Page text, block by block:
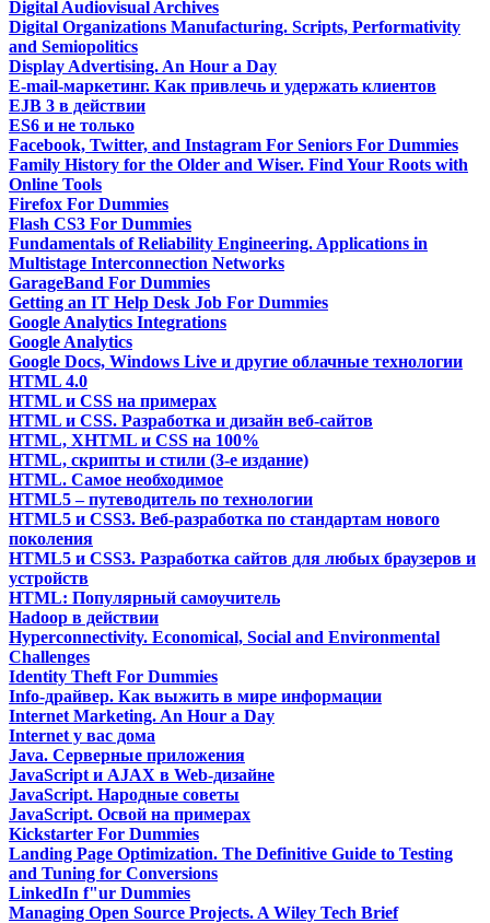
Digital Audiovisual Archives
Digital Organizations Manufacturing. Scripts, Performativity
and Semiopolitics
Display Advertising. An Hour a Day
E-mail-маркетинг. Как привлечь и удержать клиентов
EJB 3 в действии
ES6 и не только
Facebook, Twitter, and Instagram For Seniors For Dummies
Family History for the Older and Wiser. Find Your Roots with
Online Tools
Firefox For Dummies
Flash CS3 For Dummies
Fundamentals of Reliability Engineering. Applications in
Multistage Interconnection Networks
GarageBand For Dummies
Getting an IT Help Desk Job For Dummies
Google Analytics Integrations
Google Analytics
Google Docs, Windows Live и другие облачные технологии
HTML 4.0
HTML и CSS на примерах
HTML и CSS. Разработка и дизайн веб-сайтов
HTML, XHTML и CSS на 100%
HTML, скрипты и стили (3-е издание)
HTML. Самое необходимое
HTML5 – путеводитель по технологии
HTML5 и CSS3. Веб-разработка по стандартам нового
поколения
HTML5 и CSS3. Разработка сайтов для любых браузеров и
устройств
HTML: Популярный самоучитель
Hadoop в действии
Hyperconnectivity. Economical, Social and Environmental
Challenges
Identity Theft For Dummies
Info-драйвер. Как выжить в мире информации
Internet Marketing. An Hour a Day
Internet у вас дома
Java. Серверные приложения
JavaScript и AJAX в Web-дизайне
JavaScript. Народные советы
JavaScript. Освой на примерах
Kickstarter For Dummies
Landing Page Optimization. The Definitive Guide to Testing
and Tuning for Conversions
LinkedIn f"ur Dummies
Managing Open Source Projects. A Wiley Tech Brief